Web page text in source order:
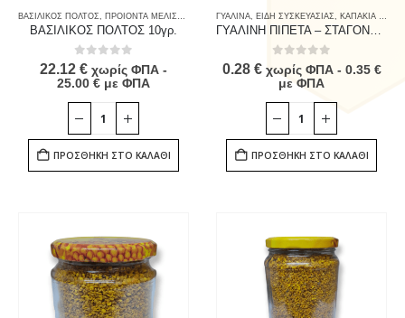
ΒΑΣΙΛΙΚΟΣ ΠΟΛΤΟΣ ΠΡΟΙΟΝΤΑ ΜΕΛΙΣΣΑΣ & ΚΑΤΑΝΑΛΩΤΗ ,ΤΡΟΦΙΜΑ
ΒΑΣΙΛΙΚΟΣ ΠΟΛΤΟΣ 10γρ.
0out of 5
22.12 € χωρίς ΦΠΑ -
25.00 € με ΦΠΑ
ΠΡΟΣΘΉΚΗ ΣΤΟ ΚΑΛΆΘΙ
ΓΥΑΛΙΝΑ ΕΙΔΗ ΣΥΣΚΕΥΑΣΙΑΣ ΚΑΠΑΚΙΑ - ΠΩΜΑΤΑ
out of 5
0.28 € χωρίς ΦΠΑ - 0.35 €
με ΦΠΑ
ΠΡΟΣΘΉΚΗ ΣΤΟ ΚΑΛΆΘΙ